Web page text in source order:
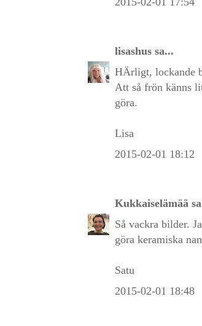
lisashus sa...
HÄrligt, lockande
Att så frön känns
göra.
Lisa
2015-02-01 18:12
Kukkaiselämää
Så vackra bilder.
göra keramiska
Satu
2015-02-01 18:48